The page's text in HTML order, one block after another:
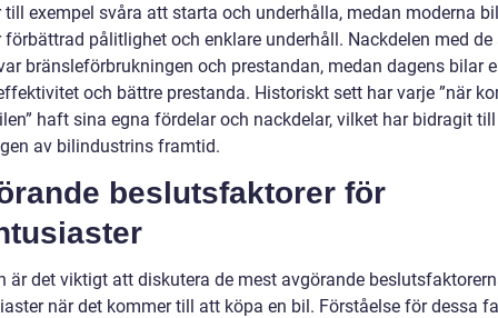
till exempel svåra att starta och underhålla, medan moderna
förbättrad pålitlighet och enklare underhåll. Nackdelen med de
bränsleförbrukningen och prestandan, medan dagens bilar
och bättre prestanda. Historiskt sett har varje ”när
haft sina egna fördelar och nackdelar, vilket har bidragit till
av bilindustrins framtid.
beslutsfaktorer för
är det viktigt att diskutera de mest avgörande
när det kommer till att köpa en bil. Förståelse för dessa